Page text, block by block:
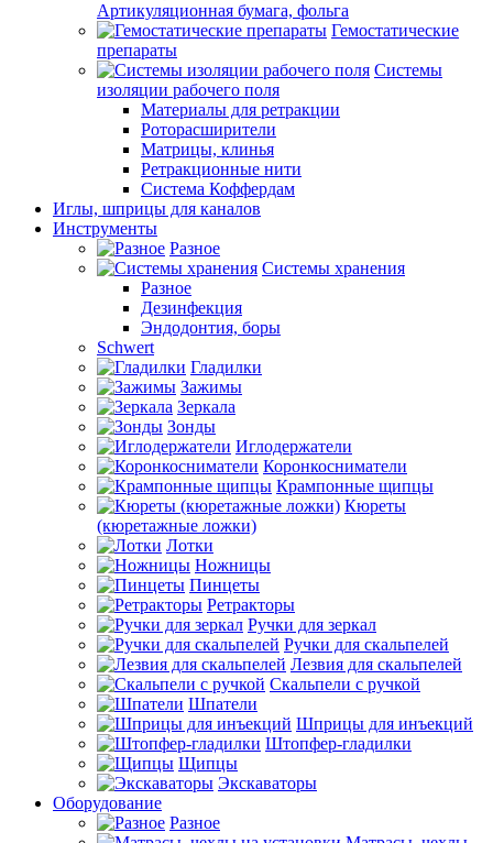
Артикуляционная бумага, фольга
Гемостатические
препараты
Системы
изоляции рабочего поля
Материалы для ретракции
Роторасширители
Матрицы, клинья
Ретракционные нити
Система Коффердам
Иглы, шприцы для каналов
Инструменты
Разное
Системы хранения
Разное
Дезинфекция
Эндодонтия, боры
Schwert
Гладилки
Зажимы
Зеркала
Зонды
Иглодержатели
Коронкосниматели
Крампонные щипцы
Кюреты
(кюретажные ложки)
Лотки
Ножницы
Пинцеты
Ретракторы
Ручки для зеркал
Ручки для скальпелей
Лезвия для скальпелей
Скальпели с ручкой
Шпатели
Шприцы для инъекций
Штопфер-гладилки
Щипцы
Экскаваторы
Оборудование
Разное